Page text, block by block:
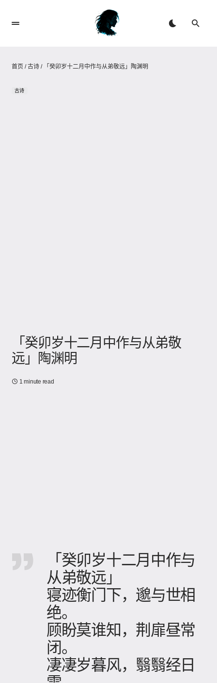
首页 /古诗 / 「癸卯岁十二月中作与从弟敬远」陶渊明
古诗
「癸卯岁十二月中作与从弟敬
远」陶渊明
1 minute read
「癸卯岁十二月中作与
从弟敬远」
寝迹衡门下，邈与世相
绝。
顾盼莫谁知，荆扉昼常
闭。
凄凄岁暮风，翳翳经日